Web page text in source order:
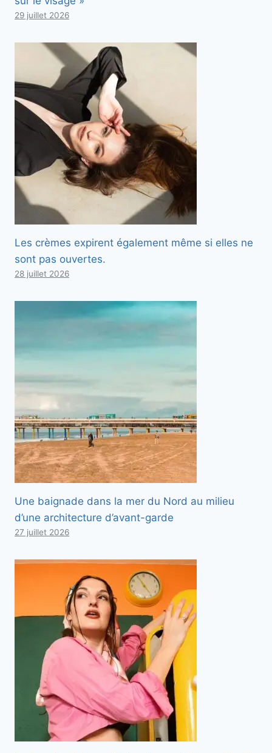
29 juillet 2026
Les crèmes expirent également même si elles ne
sont pas ouvertes.
28 juillet 2026
Une baignade dans la mer du Nord au milieu
d’une architecture d’avant-garde
27 juillet 2026